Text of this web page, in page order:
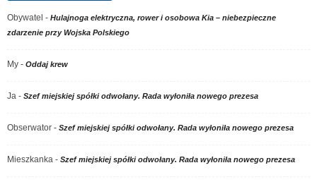
Obywatel - Hulajnoga elektryczna, rower i osobowa Kia – niebezpieczne
zdarzenie przy Wojska Polskiego
My - Oddaj krew
Ja - Szef miejskiej spółki odwołany. Rada wyłoniła nowego prezesa
Obserwator - Szef miejskiej spółki odwołany. Rada wyłoniła nowego prezesa
Mieszkanka - Szef miejskiej spółki odwołany. Rada wyłoniła nowego prezesa